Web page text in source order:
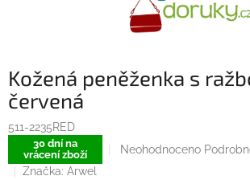
Kožená peněženka s
červená
511-2235RED
30 dní na
vrácení zboží
Průměrné
Neohodnoceno
Značka: Arwel